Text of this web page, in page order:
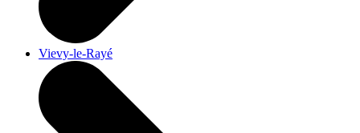
Vievy-le-Rayé